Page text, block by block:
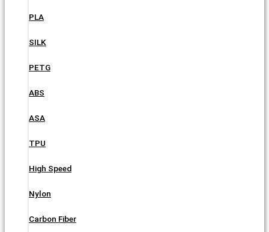
PLA
SILK
PETG
ABS
ASA
TPU
High Speed
Nylon
Carbon Fiber